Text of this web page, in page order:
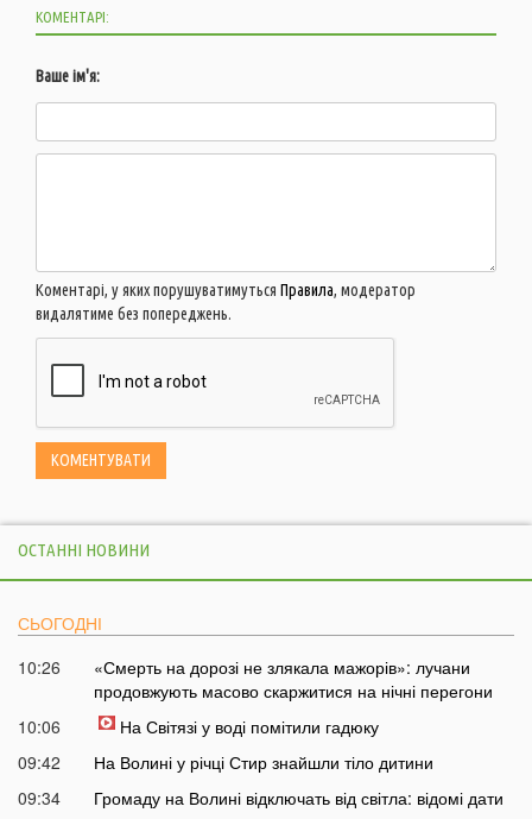
КОМЕНТАРІ:
Ваше ім'я:
Коментарі, у яких порушуватимуться Правила, модератор
видалятиме без попереджень.
ОСТАННІ НОВИНИ
СЬОГОДНІ
10:26
«Смерть на дорозі не злякала мажорів»: лучани
продовжують масово скаржитися на нічні перегони
10:06
На Світязі у воді помітили гадюку
09:42
На Волині у річці Стир знайшли тіло дитини
09:34
Громаду на Волині відключать від світла: відомі дати